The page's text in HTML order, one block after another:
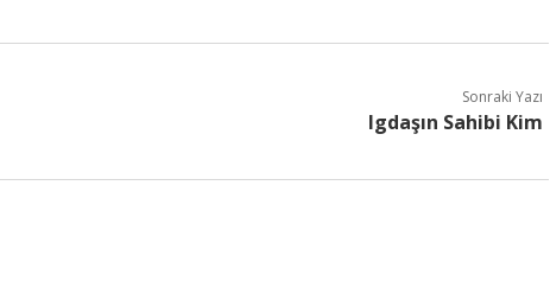
Sonraki Yazı
Igdaşın Sahibi Kim